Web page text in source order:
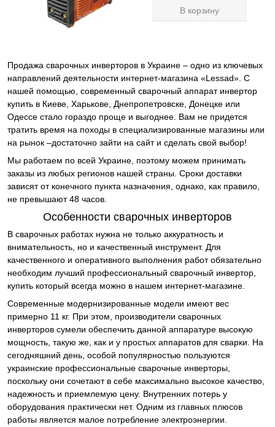
В корзину
Продажа сварочных инверторов в Украине – одно из ключевых
направлений деятельности интернет-магазина «Lessad». С
нашей помощью, современный сварочный аппарат инвертор
купить в Киеве, Харькове, Днепропетровске, Донецке или
Одессе стало гораздо проще и выгоднее. Вам не придется
тратить время на походы в специализированные магазины или
на рынок –достаточно зайти на сайт и сделать свой выбор!
Мы работаем по всей Украине, поэтому можем принимать
заказы из любых регионов нашей страны. Сроки доставки
зависят от конечного пункта назначения, однако, как правило,
не превышают 48 часов.
Особенности сварочных инверторов
В сварочных работах нужна не только аккуратность и
внимательность, но и качественный инструмент. Для
качественного и оперативного выполнения работ обязательно
необходим лучший профессиональный сварочный инвертор,
купить который всегда можно в нашем интернет-магазине.
Современные модернизированные модели имеют вес
примерно 11 кг. При этом, производители сварочных
инверторов сумели обеспечить данной аппаратуре высокую
мощность, такую же, как и у простых аппаратов для сварки. На
сегодняшний день, особой популярностью пользуются
украинские профессиональные сварочные инверторы,
поскольку они сочетают в себе максимально высокое качество,
надежность и приемлемую цену. Внутренних потерь у
оборудования практически нет. Одним из главных плюсов
работы является малое потребление электроэнергии.